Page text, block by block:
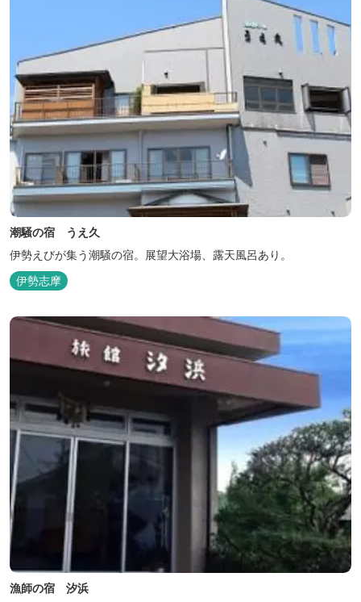
潮騒の宿 うえ久
伊勢えびが集う潮騒の宿。展望大浴場、露天風呂あり。
伊勢志摩
漁師の宿 汐浜